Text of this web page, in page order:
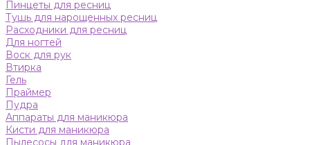
Пинцеты для ресниц
Тушь для нарощенных ресниц
Расходники для ресниц
Для ногтей
Воск для рук
Втирка
Гель
Праймер
Пудра
Аппараты для маникюра
Кисти для маникюра
Пылесосы для маникюра